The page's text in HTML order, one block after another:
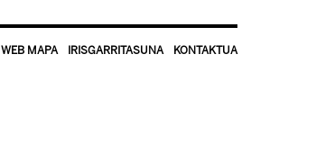
WEB MAPA IRISGARRITASUNA KONTAKTUA